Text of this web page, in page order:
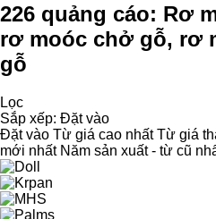
226 quảng cáo: Rơ
rơ moóc chở gỗ, rơ
gỗ
Lọc
Sắp xếp: Đặt vào
Đặt vào Từ giá cao nhất Từ giá
mới nhất Năm sản xuất - từ cũ